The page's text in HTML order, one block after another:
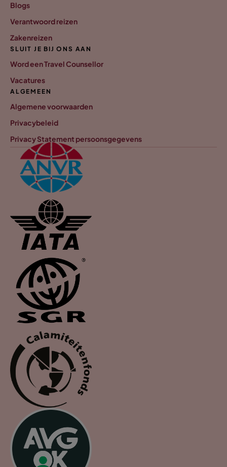
Blogs
Verantwoord reizen
Zakenreizen
SLUIT JE BIJ ONS AAN
Word een Travel Counsellor
Vacatures
ALGEMEEN
Algemene voorwaarden
Privacybeleid
Privacy Statement persoonsgegevens